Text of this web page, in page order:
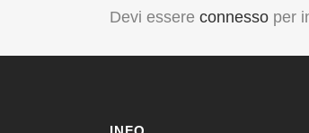
Devi essere connesso per